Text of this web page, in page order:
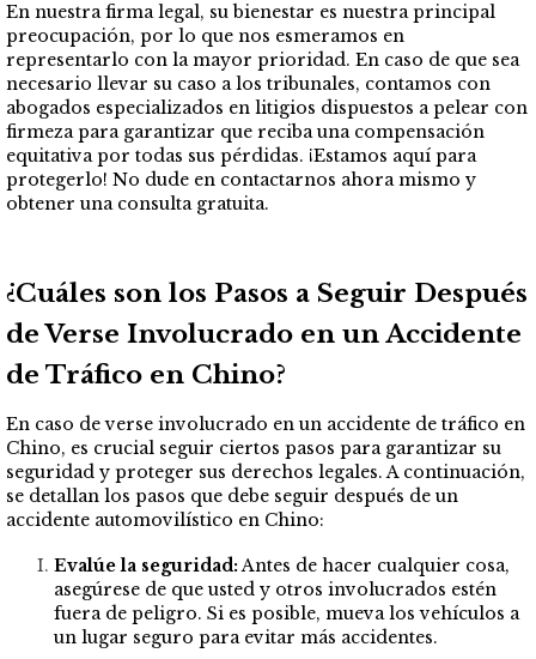
En nuestra firma legal, su bienestar es nuestra principal
preocupación, por lo que nos esmeramos en
representarlo con la mayor prioridad. En caso de que sea
necesario llevar su caso a los tribunales, contamos con
abogados especializados en litigios dispuestos a pelear con
firmeza para garantizar que reciba una compensación
equitativa por todas sus pérdidas. ¡Estamos aquí para
protegerlo! No dude en contactarnos ahora mismo y
obtener una consulta gratuita.
¿Cuáles son los Pasos a Seguir Después
de Verse Involucrado en un Accidente
de Tráfico en Chino?
En caso de verse involucrado en un accidente de tráfico en
Chino, es crucial seguir ciertos pasos para garantizar su
seguridad y proteger sus derechos legales. A continuación,
se detallan los pasos que debe seguir después de un
accidente automovilístico en Chino:
Evalúe la seguridad:Antes de hacer cualquier cosa,
asegúrese de que usted y otros involucrados estén
fuera de peligro. Si es posible, mueva los vehículos a
un lugar seguro para evitar más accidentes.